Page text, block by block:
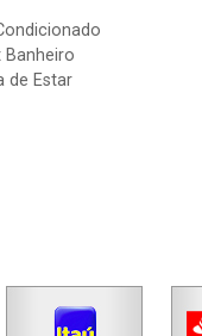
Banheiro
de Estar